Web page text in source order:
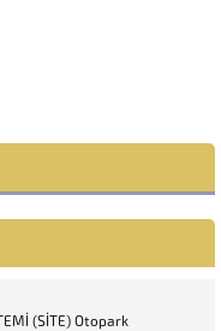
(SİTE) Otopark